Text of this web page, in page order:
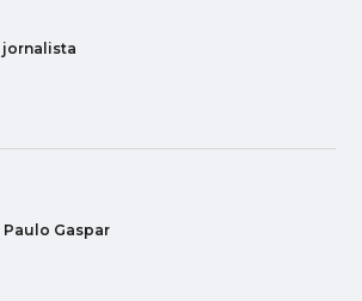
jornalista
Paulo Gaspar